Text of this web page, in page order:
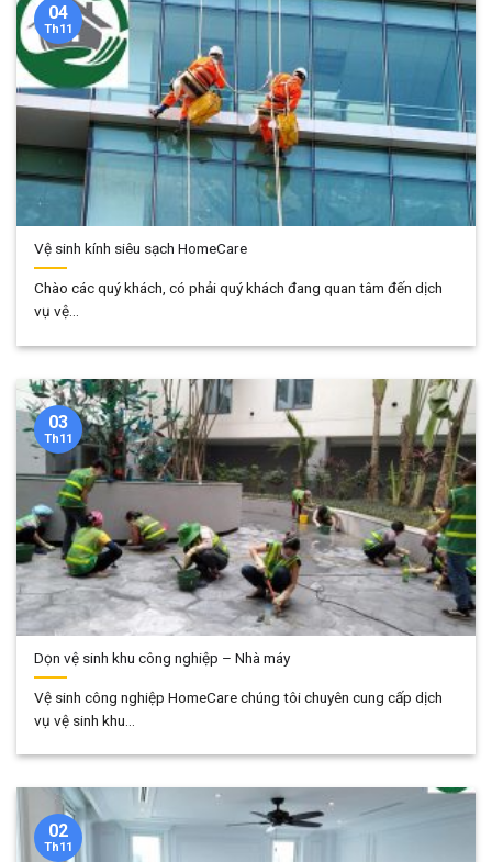
Vệ sinh kính siêu sạch HomeCare
Chào các quý khách, có phải quý khách đang quan tâm đến dịch
vụ vệ...
04
Th11
Dọn vệ sinh khu công nghiệp – Nhà máy
Vệ sinh công nghiệp HomeCare chúng tôi chuyên cung cấp dịch
vụ vệ sinh khu...
03
Th11
02
Th11